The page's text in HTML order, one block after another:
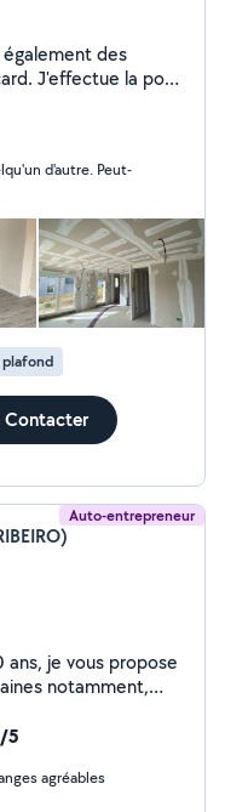
d'autre. Peut-
plafond
Contacter
Auto-entrepreneur
notamment,
verre, tapisserie et
tadlake...).
complète), je suis
5
agréables